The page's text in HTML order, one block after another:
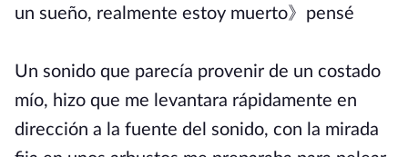
un sueño, realmente estoy muerto》pensé
Un sonido que parecía provenir de un costado
mío, hizo que me levantara rápidamente en
dirección a la fuente del sonido, con la mirada